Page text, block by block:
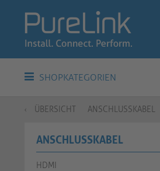
SHOPKATEGORIEN
ÜBERSICHT ANSCHLUSSKABEL
ANSCHLUSSKABEL
HDMI